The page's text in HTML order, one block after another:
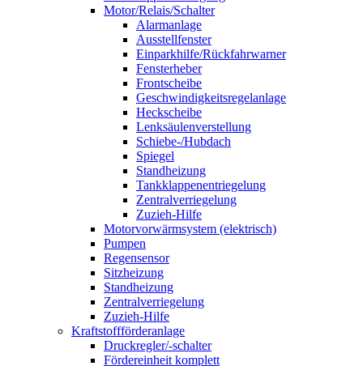
Motor/Relais/Schalter
Alarmanlage
Ausstellfenster
Einparkhilfe/Rückfahrwarner
Fensterheber
Frontscheibe
Geschwindigkeitsregelanlage
Heckscheibe
Lenksäulenverstellung
Schiebe-/Hubdach
Spiegel
Standheizung
Tankklappenentriegelung
Zentralverriegelung
Zuzieh-Hilfe
Motorvorwärmsystem (elektrisch)
Pumpen
Regensensor
Sitzheizung
Standheizung
Zentralverriegelung
Zuzieh-Hilfe
Kraftstoffförderanlage
Druckregler/-schalter
Fördereinheit komplett